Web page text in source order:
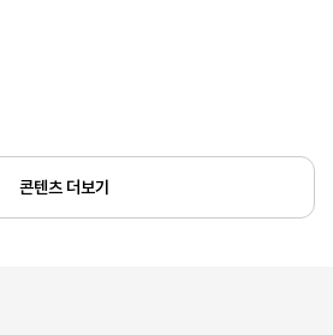
콘텐츠 더보기